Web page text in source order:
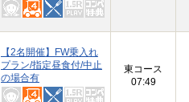
【2名開催】FW乗入れ
プラン/指定昼食付/中止
の場合有
東コース
07:49